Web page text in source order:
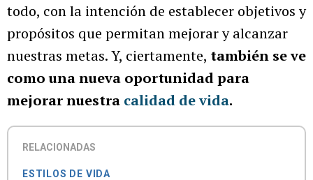
todo, con la intención de establecer objetivos y
propósitos que permitan mejorar y alcanzar
nuestras metas. Y, ciertamente, también se ve
como una nueva oportunidad para
mejorar nuestra calidad de vida.
RELACIONADAS
ESTILOS DE VIDA